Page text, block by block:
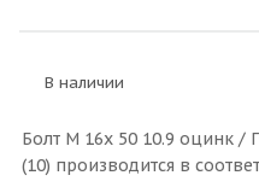
В наличии
Болт M 16x 50 10.9 оцинк /
(10) производится в